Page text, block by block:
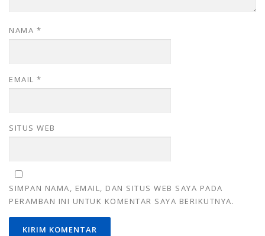
NAMA *
EMAIL *
SITUS WEB
SIMPAN NAMA, EMAIL, DAN SITUS WEB SAYA PADA
PERAMBAN INI UNTUK KOMENTAR SAYA BERIKUTNYA.